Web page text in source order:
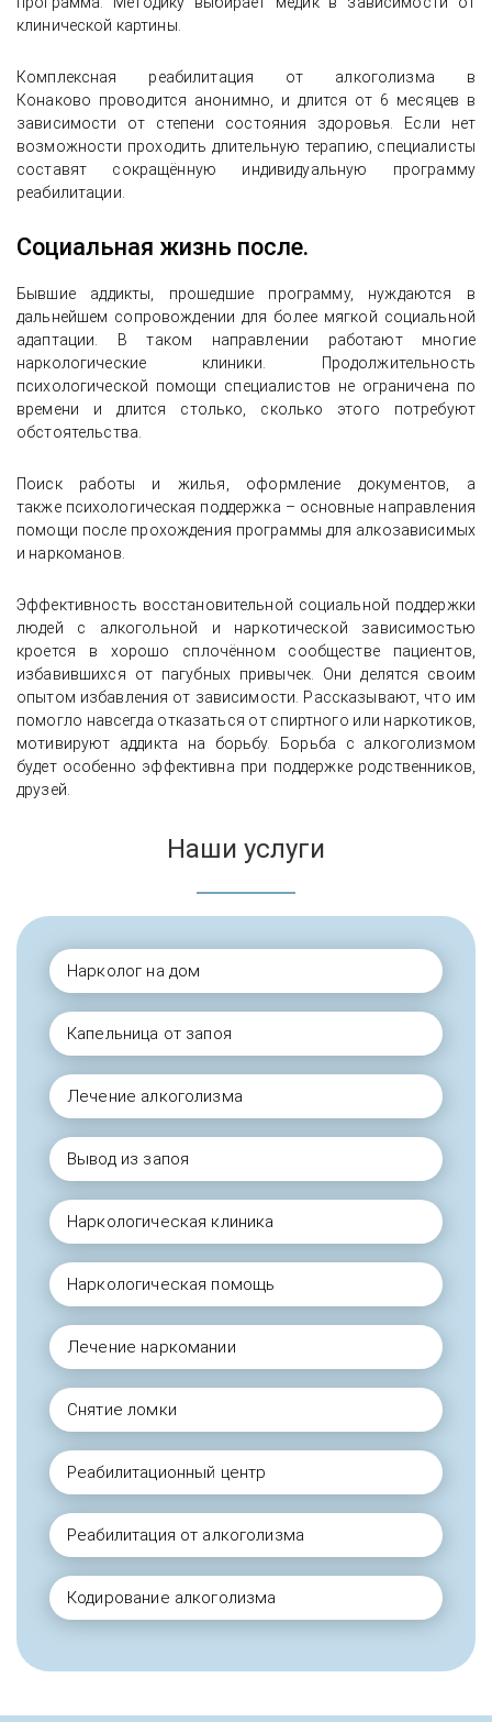
клинической картины.
Комплексная реабилитация от алкоголизма в
Конаково проводится анонимно, и длится от 6 месяцев в
зависимости от степени состояния здоровья. Если нет
возможности проходить длительную терапию, специалисты
составят сокращённую индивидуальную программу
реабилитации.
Социальная жизнь после.
Бывшие аддикты, прошедшие программу, нуждаются в
дальнейшем сопровождении для более мягкой социальной
адаптации. В таком направлении работают многие
наркологические клиники. Продолжительность
психологической помощи специалистов не ограничена по
времени и длится столько, сколько этого потребуют
обстоятельства.
Поиск работы и жилья, оформление документов, а
также психологическая поддержка – основные направления
помощи после прохождения программы для алкозависимых
и наркоманов.
Эффективность восстановительной социальной поддержки
людей с алкогольной и наркотической зависимостью
кроется в хорошо сплочённом сообществе пациентов,
избавившихся от пагубных привычек. Они делятся своим
опытом избавления от зависимости. Рассказывают, что им
помогло навсегда отказаться от спиртного или наркотиков,
мотивируют аддикта на борьбу. Борьба с алкоголизмом
будет особенно эффективна при поддержке родственников,
друзей.
Наши услуги
Нарколог на дом
Капельница от запоя
Лечение алкоголизма
Вывод из запоя
Наркологическая клиника
Наркологическая помощь
Лечение наркомании
Снятие ломки
Реабилитационный центр
Реабилитация от алкоголизма
Кодирование алкоголизма